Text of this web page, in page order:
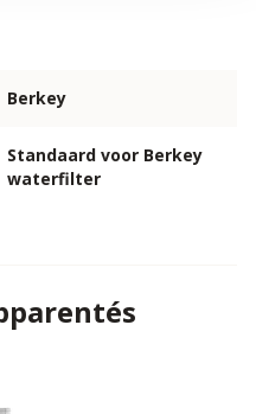
Berkey
Standaard voor Berkey
waterfilter